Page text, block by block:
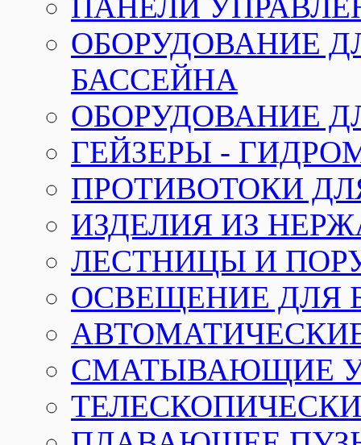
ОБОРУДОВАНИЕ
БАССЕЙНА
ОБОРУДОВАНИЕ
ГЕЙЗЕРЫ -
ПРОТИВОТОКИ
ИЗДЕЛИЯ ИЗ
ЛЕСТНИЦЫ И
ОСВЕЩЕНИЕ ДЛЯ
СМАТЫВАЮЩИЕ